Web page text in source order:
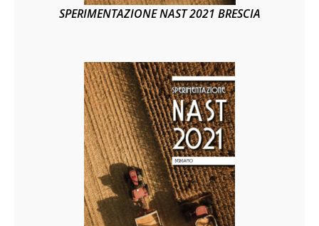
SPERIMENTAZIONE NAST 2021 BRESCIA